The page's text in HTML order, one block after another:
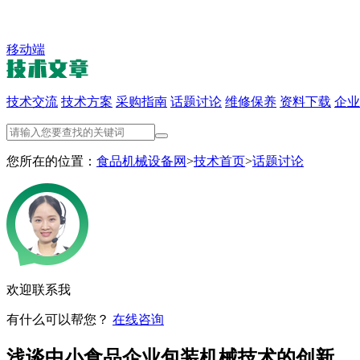
移动端
技术交流 技术方案 采购指南 话题讨论 维修保养 资料下载 企
您所在的位置： 食品机械设备网>技术首页>话题讨论
欢迎联系我
有什么可以帮您？ 在线咨询